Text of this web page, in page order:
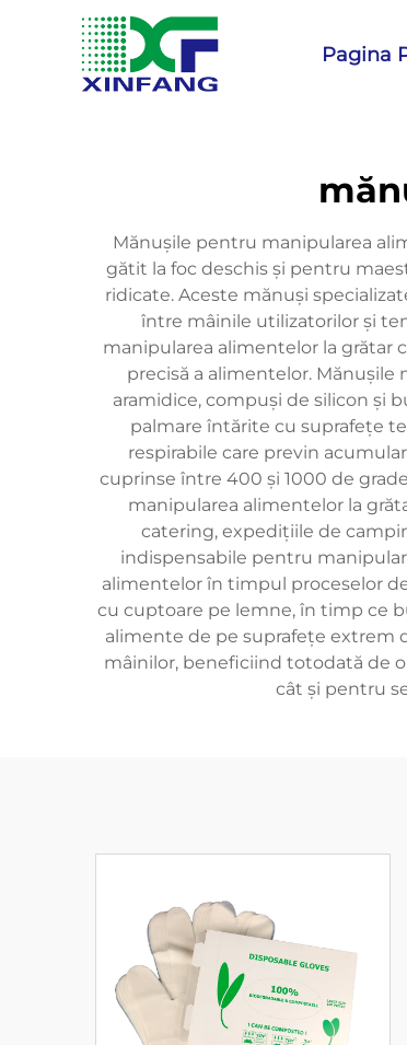
Pagina
Mănușile pentru manipularea
gătit la foc deschis și pentru
ridicate. Aceste mănuși
între mâinile utilizatorilor și
manipularea alimentelor la grătar
precisă a alimentelor.
aramidice, compuși de silicon și
palmare întărite cu suprafețe
respirabile care previn
cuprinse între 400 și 1000 de
manipularea alimentelor la
catering, expedițiile de
indispensabile pentru
alimentelor în timpul proceselor
cu cuptoare pe lemne, în timp ce
alimente de pe suprafețe extrem
mâinilor, beneficiind totodată de
cât și pentru